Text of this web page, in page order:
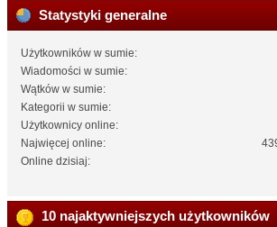
Statystyki generalne
Użytkowników w sumie:
Wiadomości w sumie:
Wątków w sumie:
Kategorii w sumie:
Użytkownicy online:
Najwięcej online:
Online dzisiaj:
10 najaktywniejszych użytkowników